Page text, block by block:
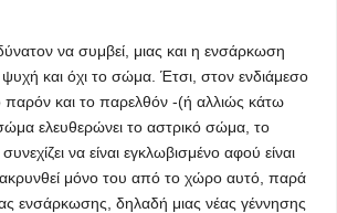
να συμβεί, μιας και η ενσάρκωση
και όχι το σώμα. Έτσι, στον ενδιάμεσο
και το παρελθόν -(ή αλλιώς κάτω
ελευθερώνει το αστρικό σώμα, το
να είναι εγκλωβισμένο αφού είναι
μόνο του από το χώρο αυτό, παρά
ενσάρκωσης, δηλαδή μιας νέας γέννησης